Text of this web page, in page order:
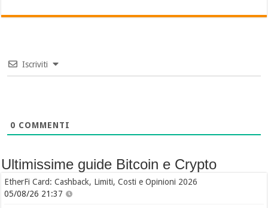
Iscriviti
0 COMMENTI
Ultimissime guide Bitcoin e Crypto
EtherFi Card: Cashback, Limiti, Costi e Opinioni 2026
05/08/26 21:37